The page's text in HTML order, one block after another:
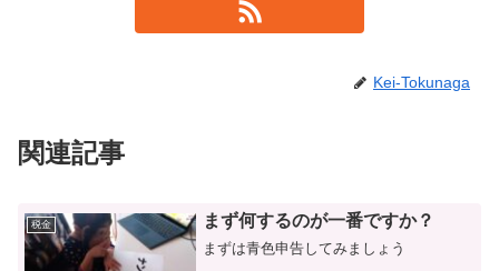
Kei-Tokunaga
関連記事
税金 まず何するのが一番ですか？
まずは青色申告してみましょう